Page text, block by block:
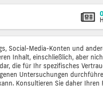
0
Social-Media-Konten und
Inhalt, einschließlich, aber
die für Ihr spezifisches
Untersuchungen
Konsultieren Sie daher Ihren